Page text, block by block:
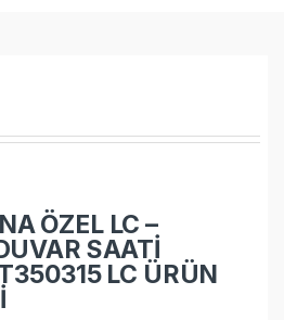
ÖZEL LC –
SAATİ
LC ÜRÜN